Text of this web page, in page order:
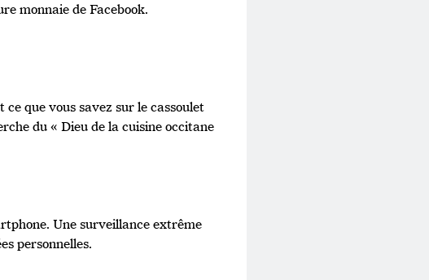
monnaie de Facebook.
que vous savez sur le cassoulet
du « Dieu de la cuisine occitane
Une surveillance extrême
personnelles.